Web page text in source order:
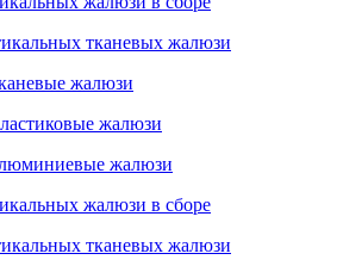
тканевых жалюзи
жалюзи
жалюзи
жалюзи
жалюзи в сборе
тканевых жалюзи